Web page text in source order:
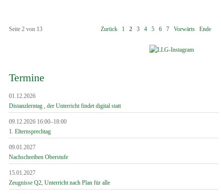
Seite 2 von 13 Zurück 1 2 3 4 5 6 7 Vorwärts Ende
Termine
01.12.2026
Distanzlerntag , der Unterricht findet digital statt
09.12.2026 16:00–18:00
1. Elternsprechtag
09.01.2027
Nachschreiben Oberstufe
15.01.2027
Zeugnisse Q2, Unterricht nach Plan für alle